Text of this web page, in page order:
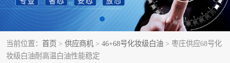
当前位置： 首页 > 供应商机 > 46+68号化妆级白油 > 枣庄供应68号化
妆级白油耐高温白油性能稳定
6号+120号溶剂油 260号溶剂油
异构烷烃 天然乳胶